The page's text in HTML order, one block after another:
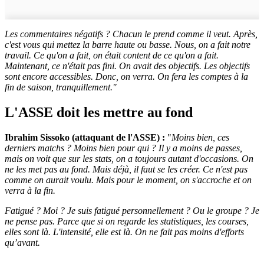
Les commentaires négatifs ? Chacun le prend comme il veut. Après,
c'est vous qui mettez la barre haute ou basse. Nous, on a fait notre
travail. Ce qu'on a fait, on était content de ce qu'on a fait.
Maintenant, ce n'était pas fini. On avait des objectifs. Les objectifs
sont encore accessibles. Donc, on verra. On fera les comptes à la
fin de saison, tranquillement."
L'ASSE doit les mettre au fond
Ibrahim Sissoko (attaquant de l'ASSE) : "Moins bien, ces
derniers matchs ? Moins bien pour qui ? Il y a moins de passes,
mais on voit que sur les stats, on a toujours autant d'occasions. On
ne les met pas au fond. Mais déjà, il faut se les créer. Ce n'est pas
comme on aurait voulu. Mais pour le moment, on s'accroche et on
verra à la fin.
Fatigué ? Moi ? Je suis fatigué personnellement ? Ou le groupe ? Je
ne pense pas. Parce que si on regarde les statistiques, les courses,
elles sont là. L'intensité, elle est là. On ne fait pas moins d'efforts
qu’avant.